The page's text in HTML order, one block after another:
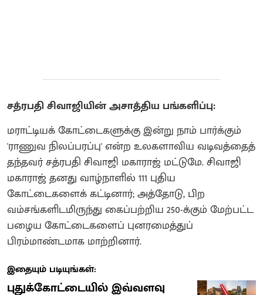
சத்ரபதி சிவாஜியின் அசாத்திய பங்களிப்பு:
மராட்டியக் கோட்டைகளுக்கு இன்று நாம் பார்க்கும்
'ராணுவ நிலப்பரப்பு' என்ற உலகளாவிய வடிவத்தைத்
தந்தவர் சத்ரபதி சிவாஜி மகாராஜ் மட்டுமே. சிவாஜி
மகாராஜ் தனது வாழ்நாளில் 111 புதிய
கோட்டைகளைக் கட்டினார்; அத்தோடு, பிற
வம்சங்களிடமிருந்து கைப்பற்றிய 250-க்கும் மேற்பட்ட
பழைய கோட்டைகளைப் புனரமைத்துப்
பிரம்மாண்டமாக மாற்றினார்.
இதையும் படியுங்கள்:
புதுக்கோட்டையில் இவ்வளவு